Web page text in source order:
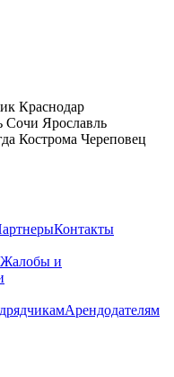
Краснодар
Сочи Ярославль
Кострома Череповец
Контакты
Жалобы и
Арендодателям